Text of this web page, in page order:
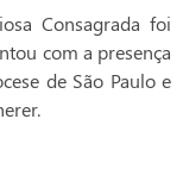
Consagrada foi
com a presença
de São Paulo e